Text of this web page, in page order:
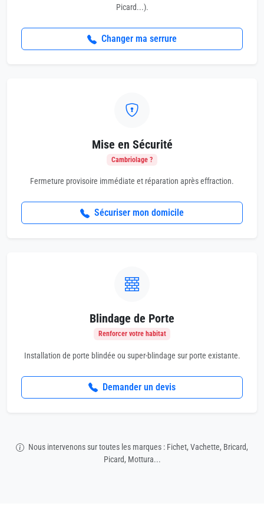
Picard...).
Changer ma serrure
Mise en Sécurité
Cambriolage ?
Fermeture provisoire immédiate et réparation après effraction.
Sécuriser mon domicile
Blindage de Porte
Renforcer votre habitat
Installation de porte blindée ou super-blindage sur porte existante.
Demander un devis
Nous intervenons sur toutes les marques : Fichet, Vachette, Bricard,
Picard, Mottura...